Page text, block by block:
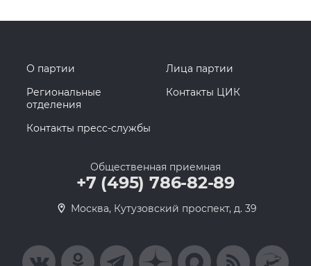
О партии
Лица партии
Региональные
отделения
Контакты ЦИК
Контакты пресс-службы
Общественная приемная
+7 (495) 786-82-89
Москва, Кутузовский проспект, д. 39